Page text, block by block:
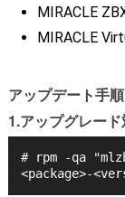
MIRACLE
MIRACLE
アップデート手順
1.アップグレー
# rpm -qa
<package>-